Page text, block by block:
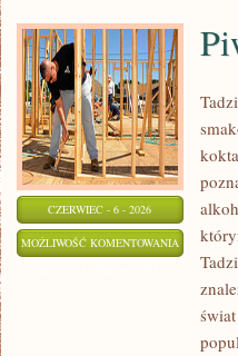
CZERWIEC - 6 - 2026
MOŻLIWOŚĆ KOMENTOWANIA PIWA
ŚWIATA